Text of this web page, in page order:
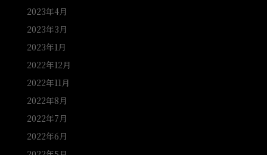
2023年4月
2023年3月
2023年1月
2022年12月
2022年11月
2022年8月
2022年7月
2022年6月